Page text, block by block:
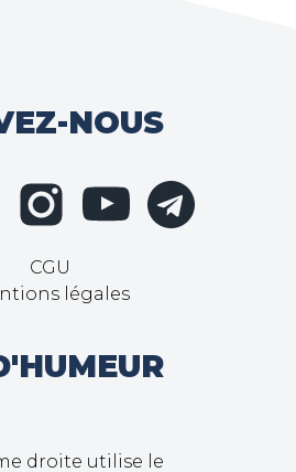
NOUS
CGU
légales
droite utilise le